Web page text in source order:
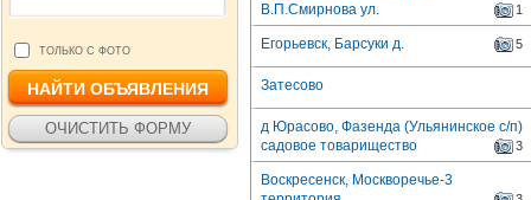
ТОЛЬКО С ФОТО
В.П.Смирнова ул.
1
Егорьевск, Барсуки д. 5
Затесово
д Юрасово, Фазенда (Ульянинское с/п)
садовое товарищество
3
Воскресенск, Москворечье-3